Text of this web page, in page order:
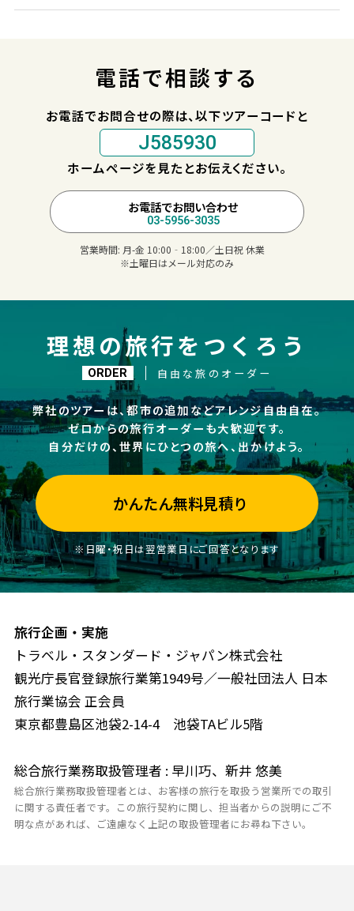
電話で相談する
お電話でお問合せの際は、以下ツアーコードと
J585930
ホームページを見たとお伝えください。
お電話でお問い合わせ
03-5956-3035
営業時間: 月-金 10:00‐18:00／土日祝 休業
※土曜日はメール対応のみ
理想の旅行をつくろう
ORDER 自由な旅のオーダー
弊社のツアーは、都市の追加などアレンジ自由自在。
ゼロからの旅行オーダーも大歓迎です。
自分だけの、世界にひとつの旅へ、出かけよう。
かんたん無料見積り
※日曜・祝日は翌営業日にご回答となります
旅行企画・実施
トラベル・スタンダード・ジャパン株式会社
観光庁長官登録旅行業第1949号／一般社団法人 日本
旅行業協会 正会員
東京都豊島区池袋2-14-4 池袋TAビル5階
総合旅行業務取扱管理者 : 早川巧、新井 悠美
総合旅行業務取扱管理者とは、お客様の旅行を取扱う営業所での取引
に関する責任者です。この旅行契約に関し、担当者からの説明にご不
明な点があれば、ご遠慮なく上記の取扱管理者にお尋ね下さい。